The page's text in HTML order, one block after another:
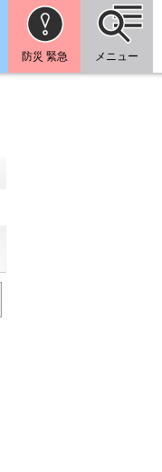
防災 緊急 メニュー